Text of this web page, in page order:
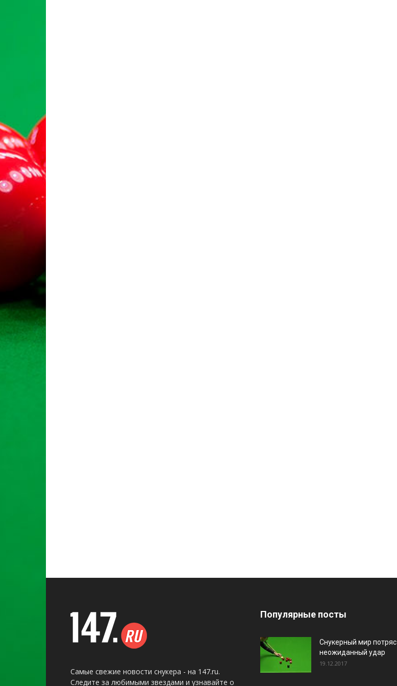
Самые свежие новости снукера - на 147.ru.
Следите за любимыми звездами и узнавайте о
Популярные посты
Снукерный мир потряс
неожиданный удар
19.12.2017